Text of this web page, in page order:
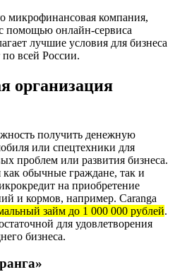
компания,
с помощью онлайн-сервиса
лучшие условия для бизнеса
всей России.
организация
получить денежную
или спецтехники для
проблем или развития бизнеса.
обычные граждане, так и
на приобретение
и кормов, например. Caranga
займ до 1 000 000 рублей.
для удовлетворения
бизнеса.